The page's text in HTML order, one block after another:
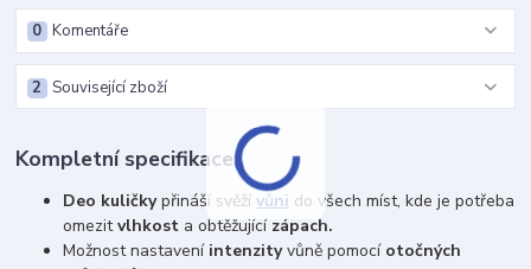
Komentáře
0
Související zboží
2
Kompletní specifikace
Deo kuličkypřináší svěžívůni do všech míst, kde je potřeba
omezitvlhkost a obtěžující zápach.
Možnost nastavení intenzityvůně pomocí otočných